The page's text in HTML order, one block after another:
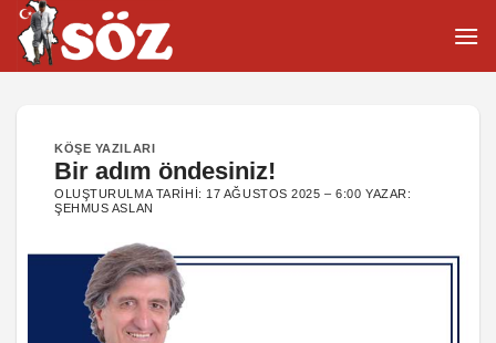
İçeriğe
atla
KÖŞE YAZILARI
Bir adım öndesiniz!
OLUŞTURULMA TARIHI: 17 AĞUSTOS 2025 – 6:00 YAZAR:
ŞEHMUS ASLAN